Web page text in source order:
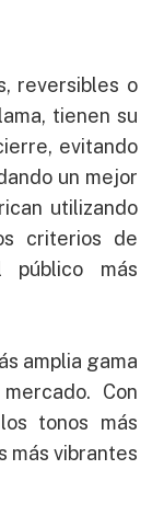
reversibles o
tienen su
evitando
un mejor
utilizando
criterios de
público más
amplia gama
Con
tonos más
más vibrantes